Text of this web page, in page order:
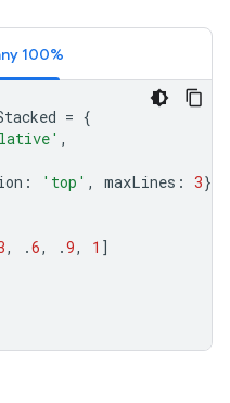
100%
= {
,
: 'top' , maxLines : 3},
, .6, .9, 1 ]